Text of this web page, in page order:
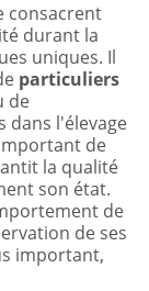
consacrent
durant la
uniques. Il
particuliers
de
dans l'élevage
de
la qualité
son état.
de
de ses
important,